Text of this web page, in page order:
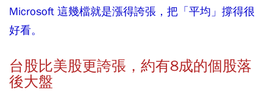
Microsoft 這幾檔就是漲得誇張，把「平均」撐得很
好看。
台股比美股更誇張，約有8成的個股落
後大盤